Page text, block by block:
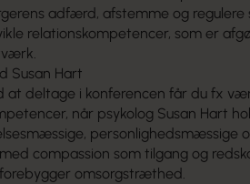
adfærd, afstemme og
relationskompetencer, som er
Susan Hart
at deltage i konferencen får du fx
når psykolog Susan Hart
personlighedsmæssige
compassion som tilgang og
omsorgstræthed.